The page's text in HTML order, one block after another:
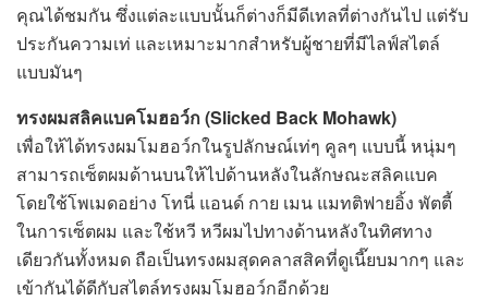
คุณได้ชมกัน ซึ่งแต่ละแบบนั้นก็ต่างก็มีดีเทลที่ต่างกันไป แต่รับ
ประกันความเท่ และเหมาะมากสำหรับผู้ชายที่มีไลฟ์สไตล์
แบบมันๆ
ทรงผมสลิคแบคโมฮอว์ก (Slicked Back Mohawk)
เพื่อให้ได้ทรงผมโมฮอว์กในรูปลักษณ์เท่ๆ คูลๆ แบบนี้ หนุ่มๆ
สามารถเซ็ตผมด้านบนให้ไปด้านหลังในลักษณะสลิคแบค
โดยใช้โพเมดอย่าง โทนี่ แอนด์ กาย เมน แมทติฟายอิ้ง พัตตี้
ในการเซ็ตผม และใช้หวี หวีผมไปทางด้านหลังในทิศทาง
เดียวกันทั้งหมด ถือเป็นทรงผมสุดคลาสสิคที่ดูเนี๊ยบมากๆ และ
เข้ากันได้ดีกับสไตล์ทรงผมโมฮอว์กอีกด้วย